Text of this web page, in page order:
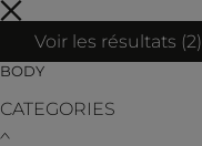
Voir les résultats (2)
BODY
CATEGORIES